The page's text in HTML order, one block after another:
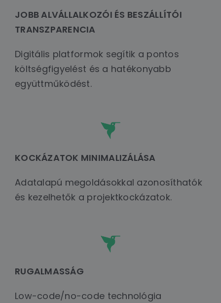
JOBB ALVÁLLALKOZÓI ÉS BESZÁLLÍTÓI
TRANSZPARENCIA
Digitális platformok segítik a pontos
költségfigyelést és a hatékonyabb
együttműködést.
KOCKÁZATOK MINIMALIZÁLÁSA
Adatalapú megoldásokkal azonosíthatók
és kezelhetők a projektkockázatok.
RUGALMASSÁG
Low-code/no-code technológia